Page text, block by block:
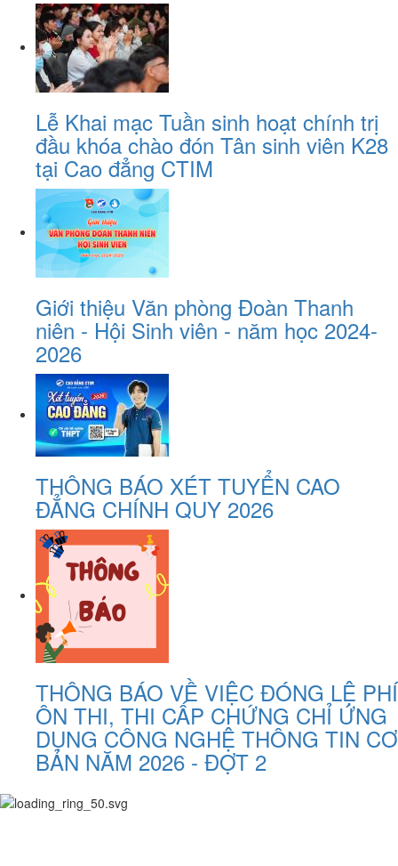
Lễ Khai mạc Tuần sinh hoạt chính trị
đầu khóa chào đón Tân sinh viên K28
tại Cao đẳng CTIM
Giới thiệu Văn phòng Đoàn Thanh
niên - Hội Sinh viên - năm học 2024-
2026
THÔNG BÁO XÉT TUYỂN CAO
ĐẲNG CHÍNH QUY 2026
THÔNG BÁO VỀ VIỆC ĐÓNG LỆ PHÍ
ÔN THI, THI CẤP CHỨNG CHỈ ỨNG
DỤNG CÔNG NGHỆ THÔNG TIN CƠ
BẢN NĂM 2026 - ĐỢT 2